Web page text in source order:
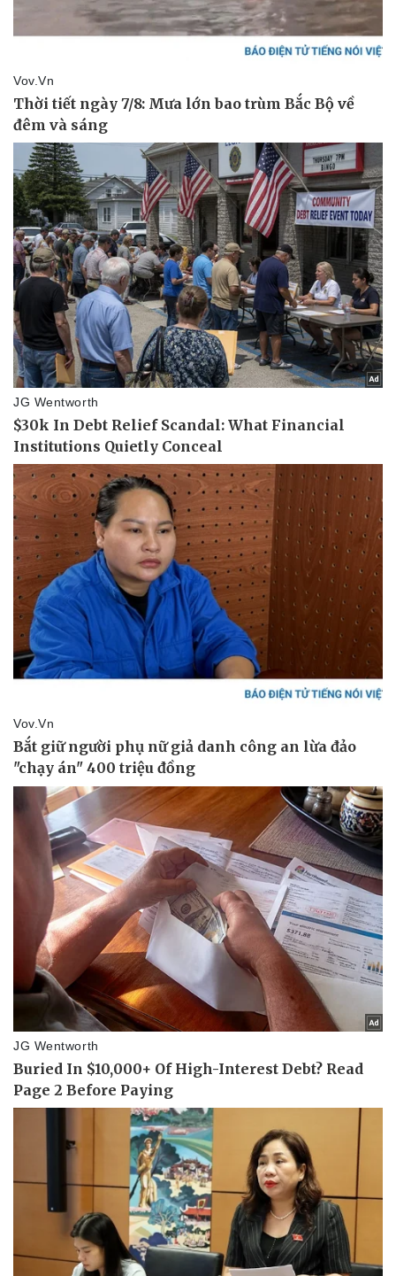
Pháp luật
Vụ án
Tin nóng
Tư vấn luật
Vũ khí
Việt Nam
Phân tích